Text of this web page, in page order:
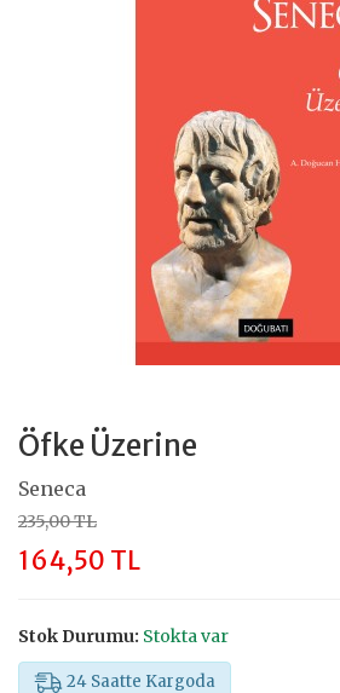
Öfke Üzerine
Seneca
235,00 TL
164,50 TL
Stok Durumu: Stokta var
24 Saatte Kargoda